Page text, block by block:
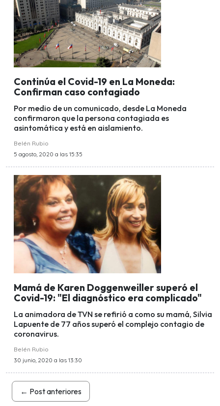
Continúa el Covid-19 en La Moneda:
Confirman caso contagiado
Por medio de un comunicado, desde La Moneda
confirmaron que la persona contagiada es
asintomática y está en aislamiento.
Belén Rubio
5 agosto, 2020 a las 15:35
Mamá de Karen Doggenweiller superó el
Covid-19: "El diagnóstico era complicado"
La animadora de TVN se refirió a como su mamá, Silvia
Lapuente de 77 años superó el complejo contagio de
coronavirus.
Belén Rubio
30 junio, 2020 a las 13:30
← Post anteriores